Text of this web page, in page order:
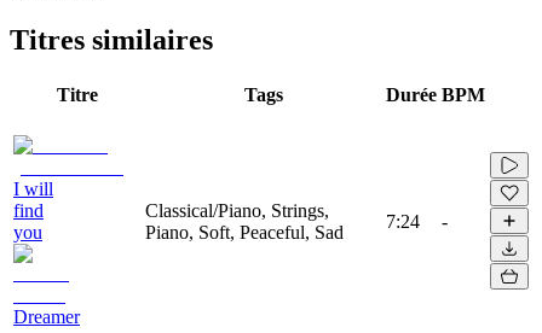
Titres similaires
Titre Tags Durée BPM
I will
find
you
Dreamer
Classical/Piano, Strings,
Piano, Soft, Peaceful, Sad
7:24 -